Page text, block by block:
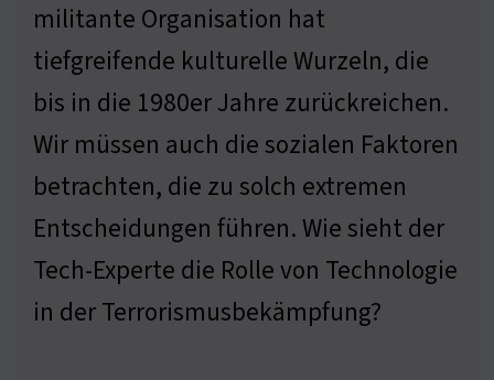
militante Organisation hat
tiefgreifende kulturelle Wurzeln, die
bis in die 1980er Jahre zurückreichen.
Wir müssen auch die sozialen Faktoren
betrachten, die zu solch extremen
Entscheidungen führen. Wie sieht der
Tech-Experte die Rolle von Technologie
in der Terrorismusbekämpfung?